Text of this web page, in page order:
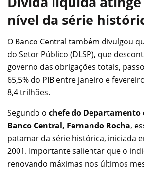
nível da série
O Banco Central também divulgou
do Setor Público (DLSP), que
governo das obrigações totais,
65,5% do PIB entre janeiro e
8,4 trilhões.
Segundo o chefe do Departamento
Banco Central, Fernando Rocha,
patamar da série histórica, iniciada
2001. Importante salientar que o
renovando máximas nos últimos